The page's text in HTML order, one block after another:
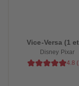
Vice-Versa (1
Disney Pixar
4.8 (